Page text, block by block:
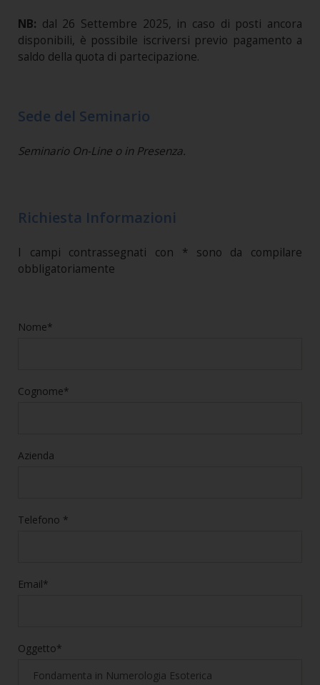
NB: dal 26 Settembre 2025, in caso di posti ancora
disponibili, è possibile iscriversi previo pagamento a
saldo della quota di partecipazione.
Sede del Seminario
Seminario On-Line o in Presenza.
Richiesta Informazioni
I campi contrassegnati con * sono da compilare
obbligatoriamente
Nome*
Cognome*
Azienda
Telefono *
Email*
Oggetto*